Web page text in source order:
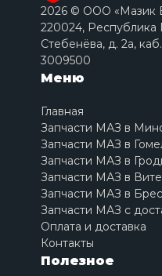
2026 © ООО «Мазик
220024, Республика
Стебенёва, д. 2a,
3009500
Меню
Главная
Запчасти МАЗ в
Запчасти МАЗ в
Запчасти МАЗ в
Запчасти МАЗ в
Запчасти МАЗ в
Запчасти МАЗ с
Оплата и доставка
Контакты
Полезное